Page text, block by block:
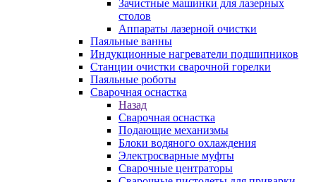
Зачистные машинки для лазерных
столов
Аппараты лазерной очистки
Паяльные ванны
Индукционные нагреватели подшипников
Станции очистки сварочной горелки
Паяльные роботы
Сварочная оснастка
Назад
Сварочная оснастка
Подающие механизмы
Блоки водяного охлаждения
Электросварные муфты
Сварочные центраторы